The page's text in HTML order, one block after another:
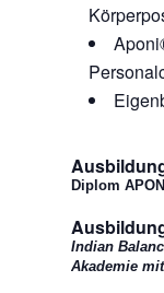
Diplom
Indian
Akademie